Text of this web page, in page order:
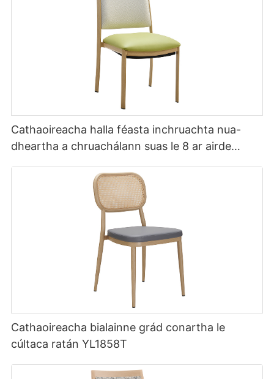
Cathaoireacha halla féasta inchruachta nua-
dheartha a chruachálann suas le 8 ar airde
Cathaoireacha bialainne grád conartha le
cúltaca ratán YL1858T